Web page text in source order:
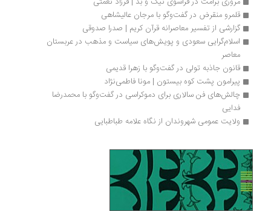
قلمرو منقرض در گفت‌وگو با مرجان عالیشاهی
گزارشی از تفسیر معاصرانه قرآن کریم | صدرا صدوقی
اسلام‌گرایی سعودی و پویش‌های سیاست و مذهب در عربستان
قانون جاذبه تولی در گفت‌وگو با زهرا قدیمی
پیرامون پشت کوه بیستون | مونا فاطمی‌نژاد
چالش‌های فن سالاری برای دموکراسی در گفت‌وگو با محمدرضا
ولایت عمومی شهروندان از نگاه علامه طباطبایی